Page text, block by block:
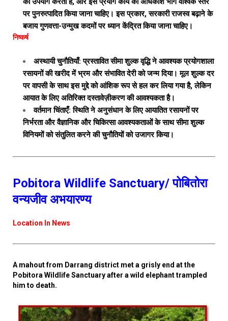
पर पुनरुत्पादित किया जाना चाहिए। इस प्रकार, सरकारी राजस्व बढ़ाने के
बजाय गुणवत्ता-उन्मुख कदमों पर ध्यान केंद्रित किया जाना चाहिए।
निष्कर्ष
अस्थायी चुनौतियाँ: प्रस्तावित सीमा शुल्क वृद्धि ने आवश्यक प्रयोगशाला
रसायनों की खरीद में भ्रम और संभावित देरी को जन्म दिया। मूल शुल्क दर
पर वापसी के साथ इस मुद्दे को आंशिक रूप से हल कर लिया गया है, लेकिन
आयात के लिए अतिरिक्त दस्तावेज़ीकरण की आवश्यकता है।
वर्तमान चिंताएँ: स्थिति ने अनुसंधान के लिए आयातित रसायनों पर
निर्भरता और वैज्ञानिक और चिकित्सा आवश्यकताओं के साथ सीमा शुल्क
विनियमों को संतुलित करने की चुनौतियों को उजागर किया।
Pobitora Wildlife Sanctuary/ पोबितोरा
वन्यजीव अभयारण्य
Location In News
A mahout from Darrang district met a grisly end at the
Pobitora Wildlife Sanctuary after a wild elephant trampled
him to death.